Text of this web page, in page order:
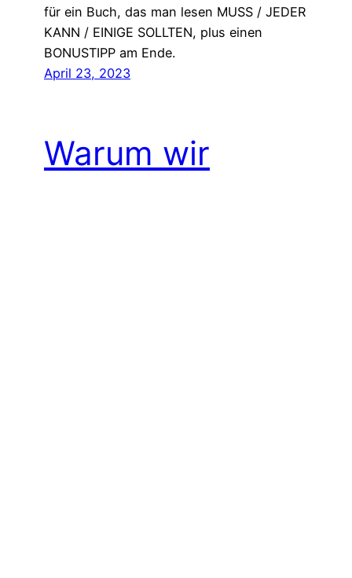
für ein Buch, das man lesen MUSS / JEDER
KANN / EINIGE SOLLTEN, plus einen
BONUSTIPP am Ende.
April 23, 2023
Warum wir